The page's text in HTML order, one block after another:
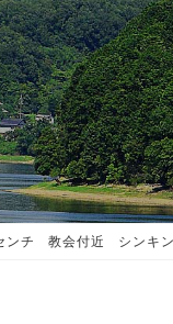
ンチ 教会付近 シンキン